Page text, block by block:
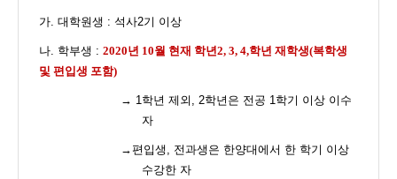
가. 대학원생 : 석사2기 이상
나. 학부생 : 2020년 10월 현재 학년2, 3, 4,학년 재학생(복학생
및 편입생 포함)
→ 1학년 제외, 2학년은 전공 1학기 이상 이수
자
→편입생, 전과생은 한양대에서 한 학기 이상
수강한 자